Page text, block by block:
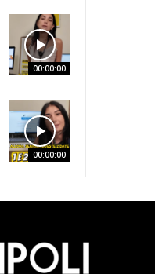
00:00:00
00:00:00